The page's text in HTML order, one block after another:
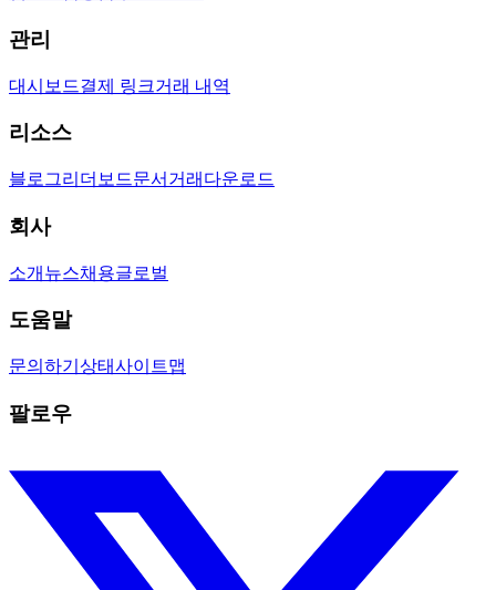
관리
대시보드결제 링크거래 내역
리소스
블로그리더보드문서 거래 다운로드
회사
소개 뉴스채용글로벌
도움말
문의하기 상태사이트맵
팔로우